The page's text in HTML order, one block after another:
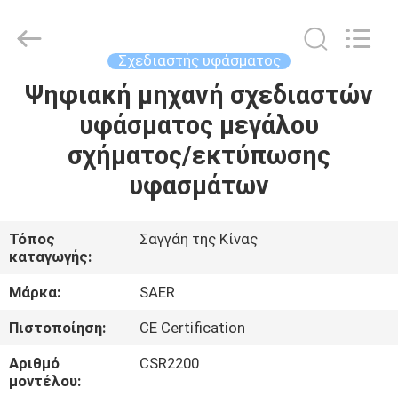
ΑΡΧΙΚΉ
ΣΕΛΊΔΑ
ΒΊΝΤΕΟ
ΣΧΕΤΙΚΆ
ΜΕ
ΕΜΆΣ
Supplier
Rights
Reserved.
Σχεδιαστής υφάσματος
Ψηφιακή μηχανή σχεδιαστών
υφάσματος μεγάλου
σχήματος/εκτύπωσης
υφασμάτων
Τόπος
καταγωγής:
Σαγγάη της Κίνας
Μάρκα:
SAER
Πιστοποίηση:
CE Certification
Αριθμό
μοντέλου:
CSR2200